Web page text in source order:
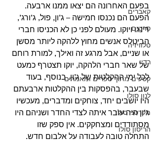
קאברים
סרטים
טלוויזיה
רדיו
קטעים מתוך ספרים ומאמרים
לנון סולו
מקרטני סולו
הריסון סולו
בפעם האחרונה הם יצאו ממנו ארבעה.
הפעם הם נכנסו חמישה – ג’ון, פול, ג’ורג’,
רינגו ויוקו. מעולם לפני כן לא הכניסו חברי
הביטלס אנשים מחוץ ללהקה ליותר מסשן
או שניים, אבל מרגע זה ואילך, למורת רוחם
של שאר חברי הלהקה, יוקו תצטרף כמעט
לכל ימי ההקלטות של ג’ון. בנוסף, בעוד
שבעבר, בהפסקות בין ההקלטות ארבעתם
היו יושבים יחד, צוחקים ומדברים, מעכשיו
ג’ון היה עובר איתה לצדי החדר ושניהם היו
מסתודדים ומצחקקים. אין ספק שזו
התחלה טובה לעבודה על אלבום חדש.